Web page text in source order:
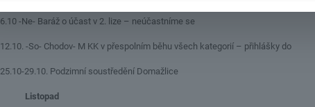
6.10 -Ne- Baráž o účast v 2. lize – neúčastníme se
12.10. -So- Chodov- M KK v přespolním běhu všech kategorií – přihlášky do
25.10-29.10. Podzimní soustředění Domažlice
Listopad